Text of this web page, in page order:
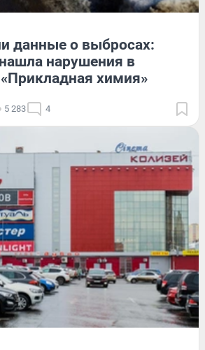
данные о выбросах:
нарушения в
химия»
5 283 4